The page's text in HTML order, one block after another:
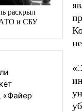
раскрыл
и СБУ
«Файер